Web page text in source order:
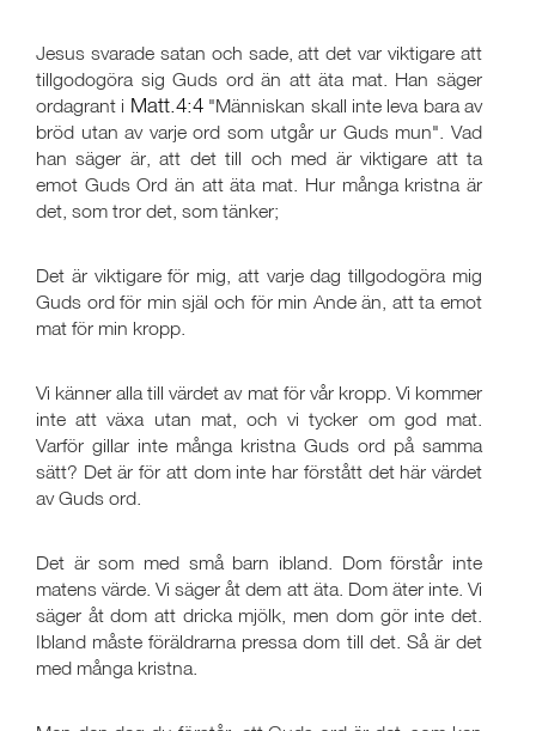
Jesus svarade satan och sade, att det var viktigare att
tillgodogöra sig Guds ord än att äta mat. Han säger
ordagrant i Matt.4:4"Människan skall inte leva bara av
bröd utan av varje ord som utgår ur Guds mun". Vad
han säger är, att det till och med är viktigare att ta
emot Guds Ord än att äta mat. Hur många kristna är
det, som tror det, som tänker;
Det är viktigare för mig, att varje dag tillgodogöra mig
Guds ord för min själ och för min Ande än, att ta emot
mat för min kropp.
Vi känner alla till värdet av mat för vår kropp. Vi kommer
inte att växa utan mat, och vi tycker om god mat.
Varför gillar inte många kristna Guds ord på samma
sätt? Det är för att dom inte har förstått det här värdet
av Guds ord.
Det är som med små barn ibland. Dom förstår inte
matens värde. Vi säger åt dem att äta. Dom äter inte. Vi
säger åt dom att dricka mjölk, men dom gör inte det.
Ibland måste föräldrarna pressa dom till det. Så är det
med många kristna.